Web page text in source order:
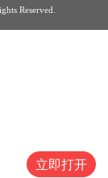
Reserved.
立即打开